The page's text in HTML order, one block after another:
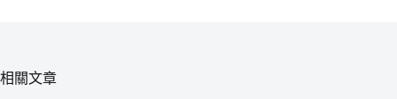
相關文章